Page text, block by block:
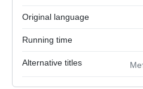
Original language
Running time
Alternative titles